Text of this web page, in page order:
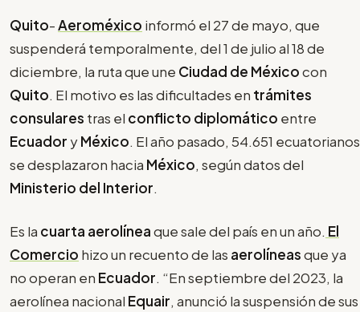
Quito-Aeroméxico informó el 27 de mayo, que
suspenderá temporalmente, del 1 de julio al 18 de
diciembre, la ruta que une Ciudad de Méxicocon
Quito. El motivo es las dificultades en trámites
consulares tras el conflicto diplomático entre
Ecuador yMéxico. El año pasado, 54.651 ecuatorianos
se desplazaron hacia México, según datos del
Ministerio del Interior.
Es la cuarta aerolíneaque sale del país en un año. El
Comercio hizo un recuento de las aerolíneasque ya
no operan en Ecuador. “En septiembre del 2023, la
aerolínea nacional Equair, anunció la suspensión de sus